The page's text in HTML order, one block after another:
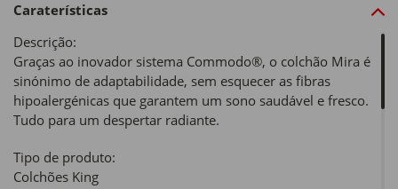
Caraterísticas
Descrição:
Graças ao inovador sistema Commodo®, o colchão Mira é
sinónimo de adaptabilidade, sem esquecer as fibras
hipoalergénicas que garantem um sono saudável e fresco.
Tudo para um despertar radiante.
Tipo de produto:
Colchões King